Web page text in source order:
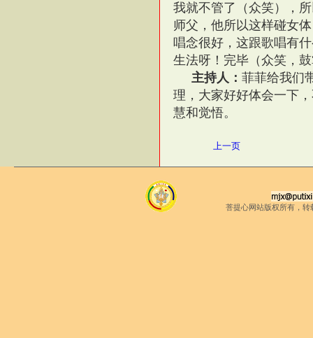
我就不管了（众笑），
师父，他所以这样碰女
唱念很好，这跟歌唱有
生法呀！完毕（众笑，
主持人： 菲菲给我们
理，大家好好体会一下
慧和觉悟。
上一页
菩提心网站版权所有，